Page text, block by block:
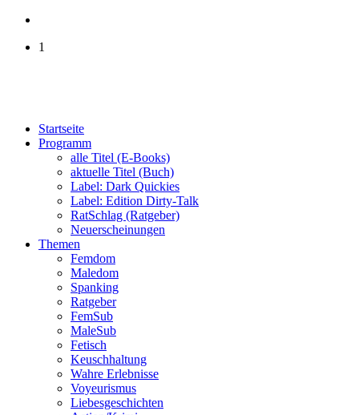
1
Startseite
Programm
alle Titel (E-Books)
aktuelle Titel (Buch)
Label: Dark Quickies
Label: Edition Dirty-Talk
RatSchlag (Ratgeber)
Neuerscheinungen
Themen
Femdom
Maledom
Spanking
Ratgeber
FemSub
MaleSub
Fetisch
Keuschhaltung
Wahre Erlebnisse
Voyeurismus
Liebesgeschichten